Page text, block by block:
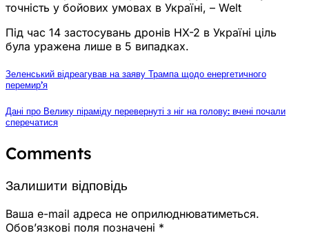
точність у бойових умовах в Україні, – Welt
Під час 14 застосувань дронів HX-2 в Україні ціль
була уражена лише в 5 випадках.
Зеленський відреагував на заяву Трампа щодо енергетичного
перемир’я
Дані про Велику піраміду перевернуті з ніг на голову: вчені почали
сперечатися
Comments
Залишити відповідь
Ваша e-mail адреса не оприлюднюватиметься.
Обов’язкові поля позначені *